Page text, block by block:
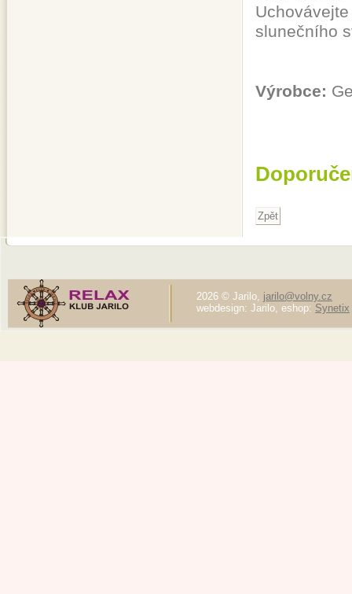
slunečního
Výrobce:
2026 © Jarilo, jarilo@volny.cz
webdesign: Jarilo, eshop: Synetix